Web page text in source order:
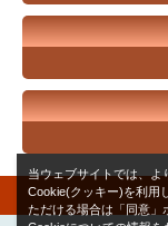
当ウェブサイトでは、よ
Cookie(クッキー)を利用
ただける場合は「同意」